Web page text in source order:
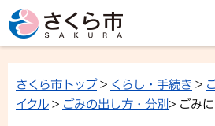
さくら市トップ> くらし・手続き >
イクル > ごみの出し方・分別 > ごみ